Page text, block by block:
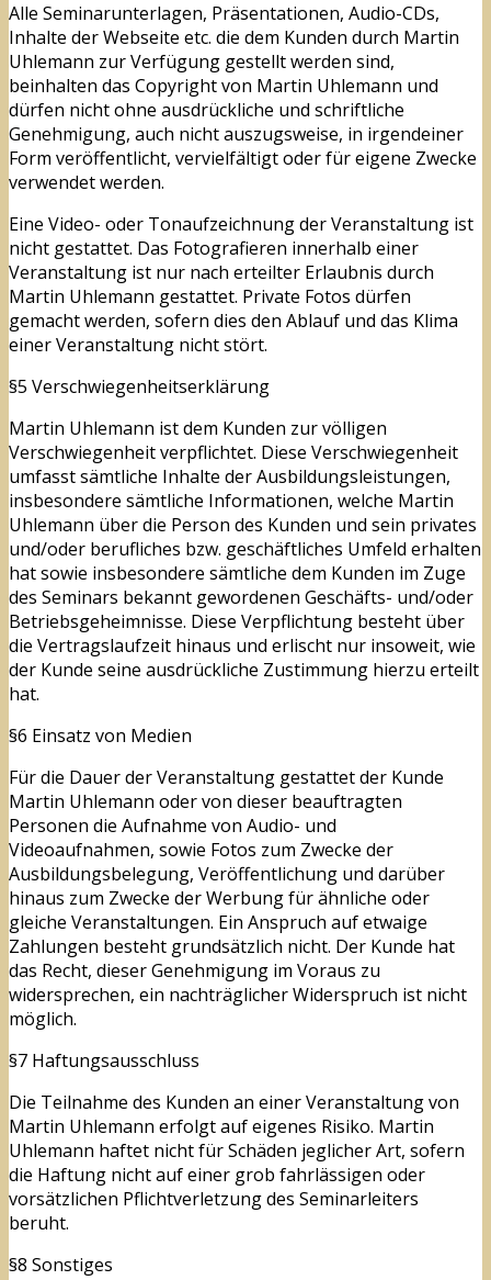
Alle Seminarunterlagen, Präsentationen, Audio-CDs,
Inhalte der Webseite etc. die dem Kunden durch Martin
Uhlemann zur Verfügung gestellt werden sind,
beinhalten das Copyright von Martin Uhlemann und
dürfen nicht ohne ausdrückliche und schriftliche
Genehmigung, auch nicht auszugsweise, in irgendeiner
Form veröffentlicht, vervielfältigt oder für eigene Zwecke
verwendet werden.
Eine Video- oder Tonaufzeichnung der Veranstaltung ist
nicht gestattet. Das Fotografieren innerhalb einer
Veranstaltung ist nur nach erteilter Erlaubnis durch
Martin Uhlemann gestattet. Private Fotos dürfen
gemacht werden, sofern dies den Ablauf und das Klima
einer Veranstaltung nicht stört.
§5 Verschwiegenheitserklärung
Martin Uhlemann ist dem Kunden zur völligen
Verschwiegenheit verpflichtet. Diese Verschwiegenheit
umfasst sämtliche Inhalte der Ausbildungsleistungen,
insbesondere sämtliche Informationen, welche Martin
Uhlemann über die Person des Kunden und sein privates
und/oder berufliches bzw. geschäftliches Umfeld erhalten
hat sowie insbesondere sämtliche dem Kunden im Zuge
des Seminars bekannt gewordenen Geschäfts- und/oder
Betriebsgeheimnisse. Diese Verpflichtung besteht über
die Vertragslaufzeit hinaus und erlischt nur insoweit, wie
der Kunde seine ausdrückliche Zustimmung hierzu erteilt
hat.
§6 Einsatz von Medien
Für die Dauer der Veranstaltung gestattet der Kunde
Martin Uhlemann oder von dieser beauftragten
Personen die Aufnahme von Audio- und
Videoaufnahmen, sowie Fotos zum Zwecke der
Ausbildungsbelegung, Veröffentlichung und darüber
hinaus zum Zwecke der Werbung für ähnliche oder
gleiche Veranstaltungen. Ein Anspruch auf etwaige
Zahlungen besteht grundsätzlich nicht. Der Kunde hat
das Recht, dieser Genehmigung im Voraus zu
widersprechen, ein nachträglicher Widerspruch ist nicht
möglich.
§7 Haftungsausschluss
Die Teilnahme des Kunden an einer Veranstaltung von
Martin Uhlemann erfolgt auf eigenes Risiko. Martin
Uhlemann haftet nicht für Schäden jeglicher Art, sofern
die Haftung nicht auf einer grob fahrlässigen oder
vorsätzlichen Pflichtverletzung des Seminarleiters
beruht.
§8 Sonstiges